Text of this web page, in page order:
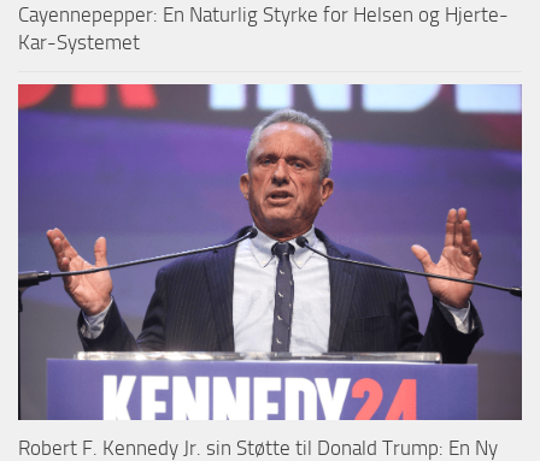
Cayennepepper: En Naturlig Styrke for Helsen og Hjerte-
Kar-Systemet
Robert F. Kennedy Jr. sin Støtte til Donald Trump: En Ny